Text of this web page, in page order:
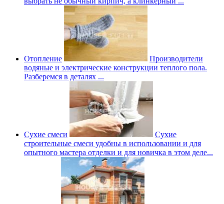
Отопление
Производители
водяные и электрические конструкции теплого пола.
Разберемся в деталях ...
Сухие смеси
Сухие
строительные смеси удобны в использовании и для
опытного мастера отделки и для новичка в этом деле...